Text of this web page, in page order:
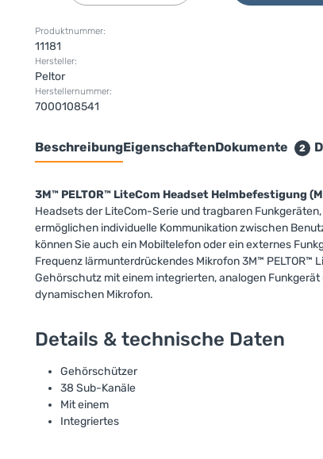
Produktnummer:
11181
Hersteller:
Peltor
Herstellernummer:
7000108541
BeschreibungEigenschaftenDokumente 2
3M™ PELTOR™ LiteCom Headset Helmbefestigung
Headsets der LiteCom-Serie und tragbaren
ermöglichen individuelle Kommunikation zwischen
können Sie auch ein Mobiltelefon oder ein externes
Frequenz lärmunterdrückendes Mikrofon 3M™ PELTOR™
Gehörschutz mit einem integrierten, analogen
dynamischen Mikrofon.
Details & technische Daten
Gehörschützer
38 Sub-Kanäle
Mit einem
Integriertes